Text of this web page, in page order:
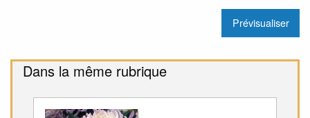
Dans la même rubrique